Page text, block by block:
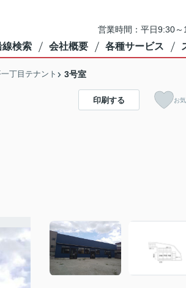
営業時間：平日9:30
線検索 会社概要 各種サービス
丁目テナント 3号室
印刷する お